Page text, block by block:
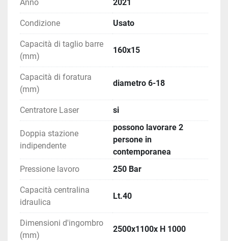
Anno 2021
Condizione Usato
Capacità di taglio barre
(mm)
160x15
Capacità di foratura
(mm)
diametro 6-18
Centratore Laser si
Doppia stazione
indipendente
possono lavorare 2
persone in
contemporanea
Pressione lavoro
250 Bar
Capacità centralina
idraulica
Lt.40
Dimensioni d'ingombro
(mm)
2500x1100x H 1000